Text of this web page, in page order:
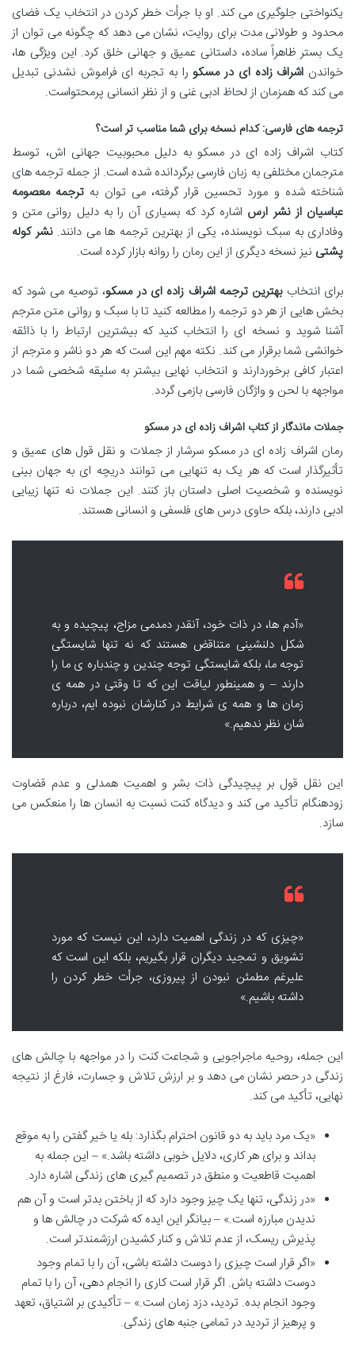
یکنواختی جلوگیری می کند. او با جرأت خطر کردن در انتخاب یک فضای
محدود و طولانی مدت برای روایت، نشان می دهد که چگونه می توان از
یک بستر ظاهراً ساده، داستانی عمیق و جهانی خلق کرد. این ویژگی ها،
خواندن اشراف زاده ای در مسکو را به تجربه ای فراموش نشدنی تبدیل
می کند که همزمان از لحاظ ادبی غنی و از نظر انسانی پرمحتواست.
ترجمه های فارسی: کدام نسخه برای شما مناسب تر است؟
کتاب اشراف زاده ای در مسکو به دلیل محبوبیت جهانی اش، توسط
مترجمان مختلفی به زبان فارسی برگردانده شده است. از جمله ترجمه های
شناخته شده و مورد تحسین قرار گرفته، می توان به ترجمه معصومه
عباسیان از نشر ارس اشاره کرد که بسیاری آن را به دلیل روانی متن و
وفاداری به سبک نویسنده، یکی از بهترین ترجمه ها می دانند.نشر کوله
پشتی نیز نسخه دیگری از این رمان را روانه بازار کرده است.
برای انتخاببهترین ترجمه اشراف زاده ای در مسکو، توصیه می شود که
بخش هایی از هر دو ترجمه را مطالعه کنید تا با سبک و روانی متن مترجم
آشنا شوید و نسخه ای را انتخاب کنید که بیشترین ارتباط را با ذائقه
خوانشی شما برقرار می کند. نکته مهم این است که هر دو ناشر و مترجم از
اعتبار کافی برخوردارند و انتخاب نهایی بیشتر به سلیقه شخصی شما در
مواجهه با لحن و واژگان فارسی بازمی گردد.
جملات ماندگار از کتاب اشراف زاده ای در مسکو
رمان اشراف زاده ای در مسکو سرشار از جملات و نقل قول های عمیق و
تأثیرگذار است که هر یک به تنهایی می توانند دریچه ای به جهان بینی
نویسنده و شخصیت اصلی داستان باز کنند. این جملات نه تنها زیبایی
ادبی دارند، بلکه حاوی درس های فلسفی و انسانی هستند.
«آدم ها، در ذات خود، آنقدر دمدمی مزاج، پیچیده و به
شکل دلنشینی متناقض هستند که نه تنها شایستگی
توجه ما، بلکه شایستگی توجه چندین و چندباره ی ما را
دارند – و همینطور لیاقت این که تا وقتی در همه ی
زمان ها و همه ی شرایط در کنارشان نبوده ایم، درباره
شان نظر ندهیم.»
این نقل قول بر پیچیدگی ذات بشر و اهمیت همدلی و عدم قضاوت
زودهنگام تأکید می کند و دیدگاه کنت نسبت به انسان ها را منعکس می
سازد.
«چیزی که در زندگی اهمیت دارد، این نیست که مورد
تشویق و تمجید دیگران قرار بگیریم، بلکه این است که
علیرغم مطمئن نبودن از پیروزی، جرأت خطر کردن را
داشته باشیم.»
این جمله، روحیه ماجراجویی و شجاعت کنت را در مواجهه با چالش های
زندگی در حصر نشان می دهد و بر ارزش تلاش و جسارت، فارغ از نتیجه
نهایی، تأکید می کند.
«یک مرد باید به دو قانون احترام بگذارد: بله یا خیر گفتن را به موقع
بداند و برای هر کاری، دلایل خوبی داشته باشد.» – این جمله به
اهمیت قاطعیت و منطق در تصمیم گیری های زندگی اشاره دارد.
«در زندگی، تنها یک چیز وجود دارد که از باختن بدتر است و آن هم
ندیدن مبارزه است.» – بیانگر این ایده که شرکت در چالش ها و
پذیرش ریسک، از عدم تلاش و کنار کشیدن ارزشمندتر است.
«اگر قرار است چیزی را دوست داشته باشی، آن را با تمام وجود
دوست داشته باش. اگر قرار است کاری را انجام دهی، آن را با تمام
وجود انجام بده. تردید، دزد زمان است.» – تأکیدی بر اشتیاق، تعهد
و پرهیز از تردید در تمامی جنبه های زندگی.